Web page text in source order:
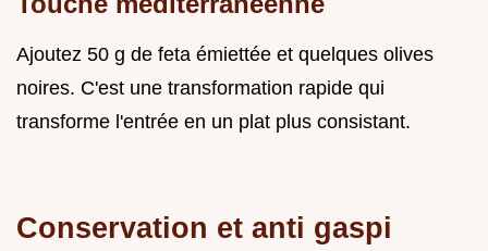
Ajoutez 50 g de feta émiettée et quelques olives
noires. C'est une transformation rapide qui
transforme l'entrée en un plat plus consistant.
Conservation et anti gaspi